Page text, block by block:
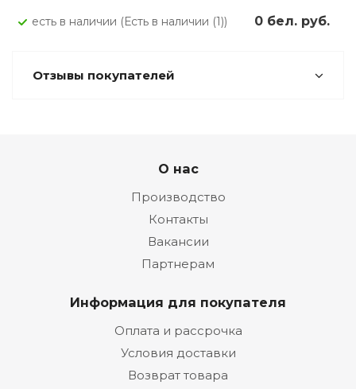
Есть в наличии (Есть в наличии (1)) 0 бел. руб.
Отзывы покупателей
О нас
Производство
Контакты
Вакансии
Партнерам
Информация для покупателя
Оплата и рассрочка
Условия доставки
Возврат товара